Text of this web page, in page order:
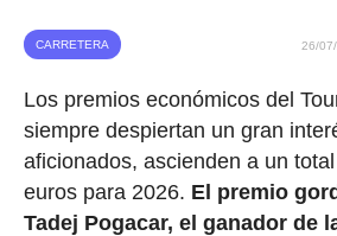
CARRETERA 26/
Los premios económicos del
siempre despiertan un gran
aficionados, ascienden a un
euros para 2026. El premio
Tadej Pogacar, el ganador de